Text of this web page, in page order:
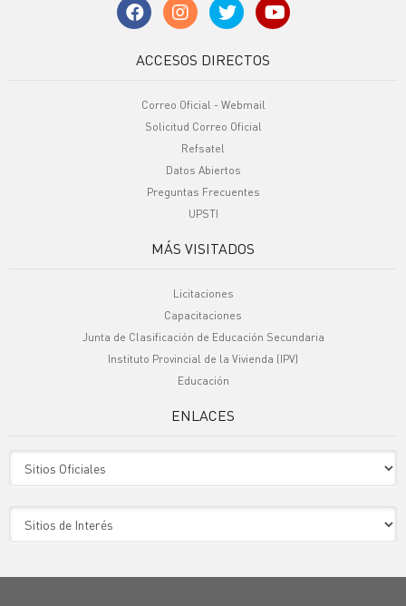
ACCESOS DIRECTOS
Correo Oficial - Webmail
Solicitud Correo Oficial
Refsatel
Datos Abiertos
Preguntas Frecuentes
UPSTI
MÁS VISITADOS
Licitaciones
Capacitaciones
Junta de Clasificación de Educación Secundaria
Instituto Provincial de la Vivienda (IPV)
Educación
ENLACES